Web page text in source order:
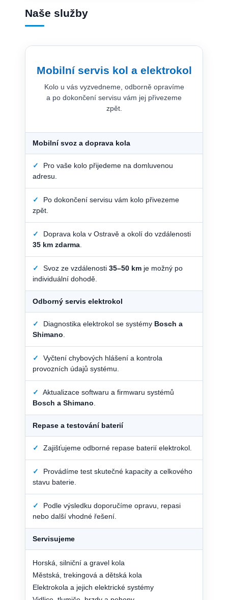
Naše služby
Mobilní servis kol a elektrokol
Kolo u vás vyzvedneme, odborně opravíme
a po dokončení servisu vám jej přivezeme
zpět.
Mobilní svoz a doprava kola
✓
Pro vaše kolo přijedeme na domluvenou
adresu.
✓
Po dokončení servisu vám kolo přivezeme
zpět.
✓
Doprava kola v Ostravě a okolí do vzdálenosti
35 km zdarma
✓ Svoz ze vzdálenosti 35–50 km je možný po
individuální dohodě.
Odborný servis elektrokol
✓ Diagnostika elektrokol se systémy Bosch a
Shimano
✓
Vyčtení chybových hlášení a kontrola
provozních údajů systému.
✓
Aktualizace softwaru a firmwaru systémů
Bosch a Shimano
Repase a testování baterií
✓ Zajišťujeme odborné repase baterií elektrokol.
✓
Provádíme test skutečné kapacity a celkového
stavu baterie.
✓
Podle výsledku doporučíme opravu, repasi
nebo další vhodné řešení.
Servisujeme
Horská, silniční a gravel kola
Městská, trekingová a dětská kola
Elektrokola a jejich elektrické systémy